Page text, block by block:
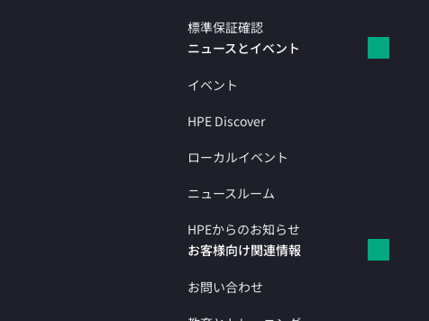
標準保証確認
ニュースとイベント
イベント
HPE Discover
ローカルイベント
ニュースルーム
HPEからのお知らせ
お客様向け関連情報
お問い合わせ